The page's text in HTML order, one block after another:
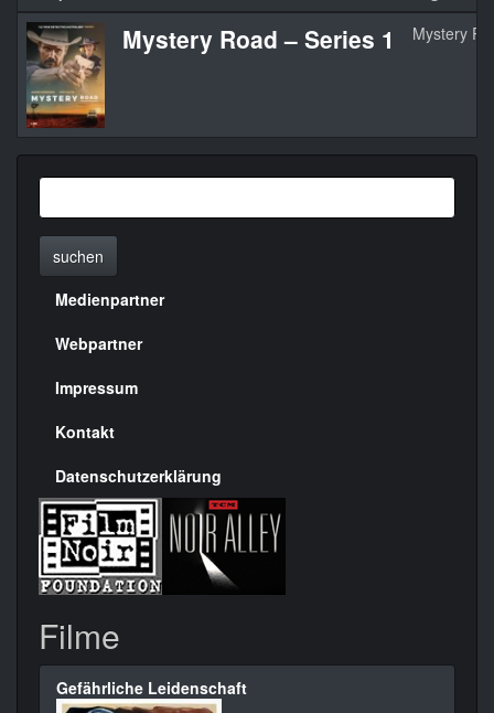
Mystery Road – Series 1 Mystery
suchen
Menülinks
rechte
Seite
Medienpartner
Webpartner
Impressum
Kontakt
Datenschutzerklärung
Filme
Gefährliche Leidenschaft